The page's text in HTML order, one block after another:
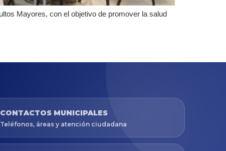
Mayores, con el objetivo de promover la salud
CONTACTOS MUNICIPALES
Teléfonos, áreas y atención ciudadana